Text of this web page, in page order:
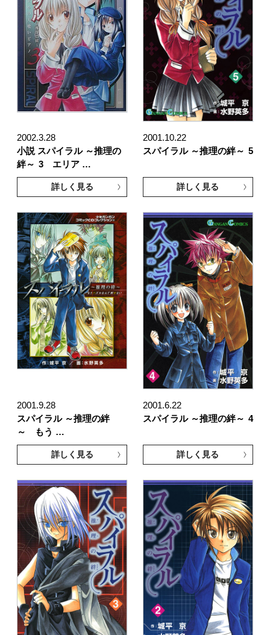
2002.3.28
小説 スパイラル ～推理の
絆～ 3 エリア …
詳しく見る
2001.10.22
スパイラル ～推理の絆～ 5
詳しく見る
2001.9.28
スパイラル ～推理の絆
～ もう …
詳しく見る
2001.6.22
スパイラル ～推理の絆～ 4
詳しく見る